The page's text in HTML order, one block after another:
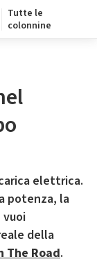
Tutte le
colonnine
elettrica.
potenza, la
vuoi
della
The Road.